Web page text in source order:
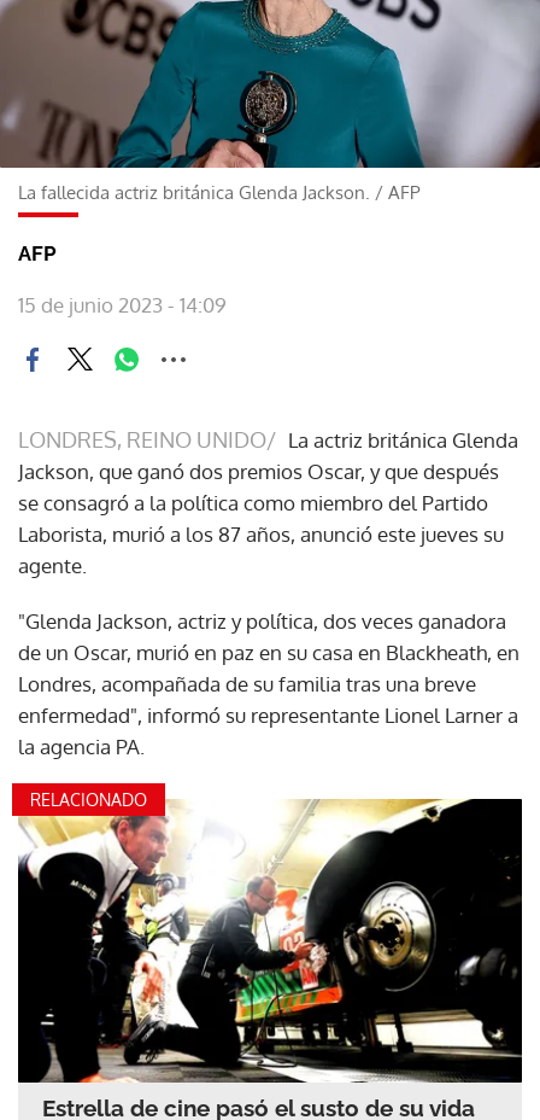
La fallecida actriz británica Glenda Jackson. / AFP
AFP
15 de junio 2023 - 14:09
LONDRES, REINO UNIDO/ La actriz británica Glenda
Jackson, que ganó dos premios Oscar, y que después
se consagró a la política como miembro del Partido
Laborista, murió a los 87 años, anunció este jueves su
agente.
"Glenda Jackson, actriz y política, dos veces ganadora
de un Oscar, murió en paz en su casa en Blackheath, en
Londres, acompañada de su familia tras una breve
enfermedad", informó su representante Lionel Larner a
la agencia PA.
RELACIONADO
Estrella de cine pasó el susto de su vida